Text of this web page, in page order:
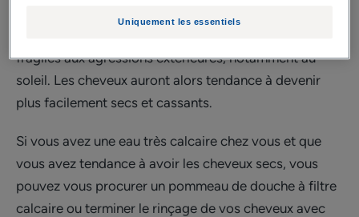
fragiles aux agressions extérieures, notamment au
soleil. Les cheveux auront alors tendance à devenir
plus facilement secs et cassants.
Si vous avez une eau très calcaire chez vous et que
vous avez tendance à avoir les cheveux secs, vous
pouvez vous procurer un pommeau de douche à filtre
calcaire ou terminer le rinçage de vos cheveux avec
Uniquement les essentiels